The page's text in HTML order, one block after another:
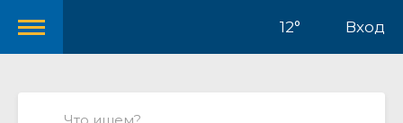
12° Вход